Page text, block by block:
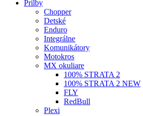
Prilby
Chopper
Detské
Enduro
Integrálne
Komunikátory
Motokros
MX okuliare
100% STRATA 2
100% STRATA 2 NEW
FLY
RedBull
Plexi